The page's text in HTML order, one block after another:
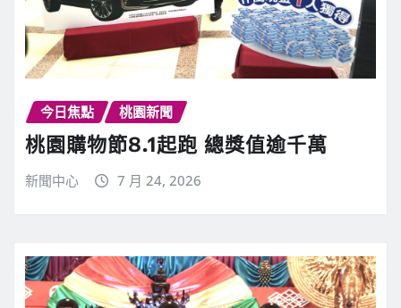
今日焦點 桃園新聞
桃園購物節8.1起跑 總獎值逾千萬
新聞中心 7 月 24, 2026